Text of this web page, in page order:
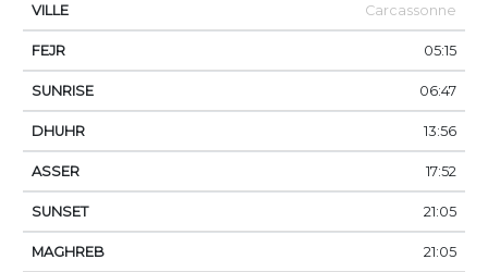
Carcassonne
05:15
06:47
13:56
17:52
21:05
21:05